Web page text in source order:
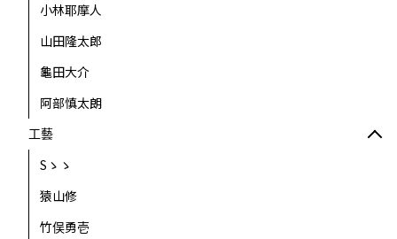
小林耶摩人
山田隆太郎
龜田大介
阿部慎太朗
工藝
Sゝゝ
猿山修
竹俣勇壱